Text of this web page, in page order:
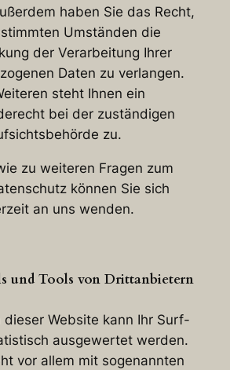
haben Sie das Recht,
Umständen die
der Verarbeitung Ihrer
Daten zu verlangen.
steht Ihnen ein
bei der zuständigen
zu.
zu weiteren Fragen zum
können Sie sich
an uns wenden.
und Tools von Drittanbietern
dieser Website kann Ihr Surf-
ausgewertet werden.
vor allem mit sogenannten